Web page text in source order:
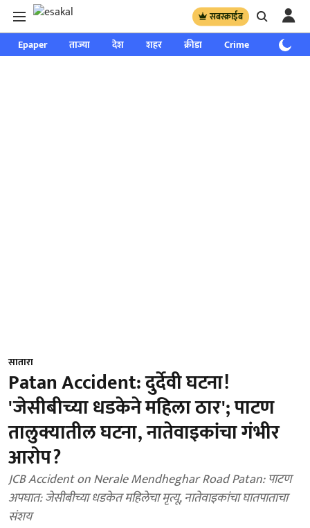
सबस्क्राईब
Epaper ताज्या देश शहर क्रीडा Crime साप्ताहिक
सातारा
Patan Accident: दुर्देवी घटना!
'जेसीबीच्‍या धडकेने महिला ठार'; पाटण
तालुक्यातील घटना, नातेवाइकांचा गंभीर
आराेप?
JCB Accident on Nerale Mendheghar Road Patan: पाटण
अपघात: जेसीबीच्या धडकेत महिलेचा मृत्यू, नातेवाइकांचा घातपाताचा
संशय